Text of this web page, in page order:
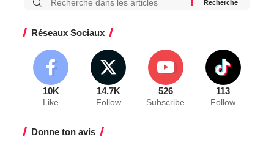
Réseaux Sociaux
10K
Like
14.7K
Follow
526
Subscribe
113
Follow
Donne ton avis